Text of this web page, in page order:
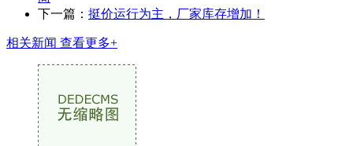
下一篇： 挺价运行为主，厂家库存增加！
相关新闻 查看更多+